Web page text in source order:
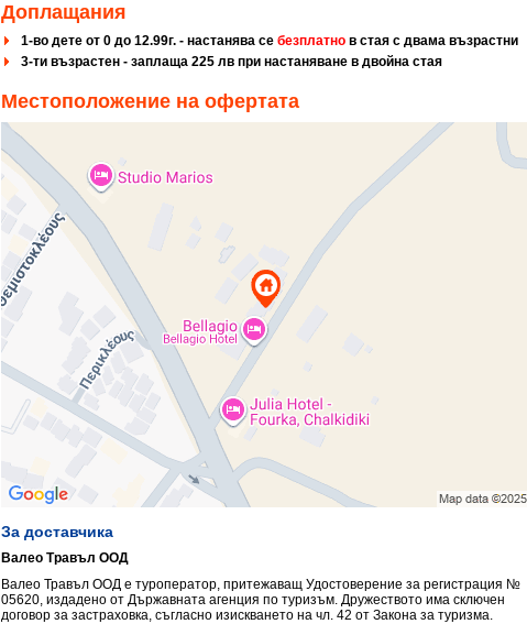
Доплащания
1-во дете от 0 до 12.99г. - настанява се безплатно в стая с двама възрастни
3-ти възрастен - заплаща 225 лв при настаняване в двойна стая
Местоположение на офертата
За доставчика
Валео Травъл ООД
Валео Травъл ООД е туроператор, притежаващ Удостоверение за регистрация №
05620, издадено от Държавната агенция по туризъм. Дружеството има сключен
договор за застраховка, съгласно изискването на чл. 42 от Закона за туризма.